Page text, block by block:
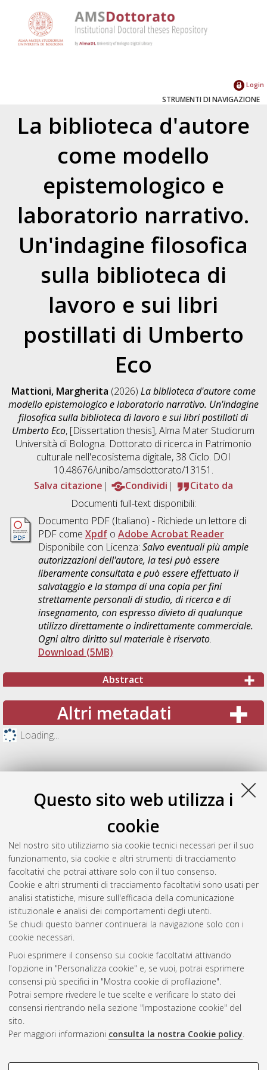
Questo sito web utilizza i
cookie
Nel nostro sito utilizziamo sia cookie tecnici necessari per il suo
funzionamento, sia cookie e altri strumenti di tracciamento
facoltativi che potrai attivare solo con il tuo consenso.
Cookie e altri strumenti di tracciamento facoltativi sono usati per
analisi statistiche, misure sull'efficacia della comunicazione
istituzionale e analisi dei comportamenti degli utenti.
Se chiudi questo banner continuerai la navigazione solo con i
cookie necessari.
Puoi esprimere il consenso sui cookie facoltativi attivando
l'opzione in "Personalizza cookie" e, se vuoi, potrai esprimere
consensi più specifici in "Mostra cookie di profilazione".
Potrai sempre rivedere le tue scelte e verificare lo stato dei
consensi rientrando nella sezione "Impostazione cookie" del
sito.
Per maggiori informazioni consulta la nostra Cookie policy.
COOKIE DI PROFILAZIONE -
Login
STRUMENTI DI NAVIGAZIONE
La biblioteca d'autore
come modello
epistemologico e
laboratorio narrativo.
Un'indagine filosofica
sulla biblioteca di
lavoro e sui libri
postillati di Umberto
Eco
Mattioni, Margherita (2026) La biblioteca d'autore come
modello epistemologico e laboratorio narrativo. Un'indagine
filosofica sulla biblioteca di lavoro e sui libri postillati di
Umberto Eco, [Dissertation thesis], Alma Mater Studiorum
Università di Bologna. Dottorato di ricerca in Patrimonio
culturale nell'ecosistema digitale, 38 Ciclo. DOI
10.48676/unibo/amsdottorato/13151.
Salva citazione
Condividi
Citato da
Documenti full-text disponibili:
Documento PDF(Italiano) - Richiede un lettore di
PDF come Xpdfo Adobe Acrobat Reader
Disponibile con Licenza: Salvo eventuali più ampie
autorizzazioni dell'autore, la tesi può essere
liberamente consultata e può essere effettuato il
salvataggio e la stampa di una copia per fini
strettamente personali di studio, di ricerca e di
insegnamento, con espresso divieto di qualunque
utilizzo direttamente o indirettamente commerciale.
Ogni altro diritto sul materiale è riservato.
Download (5MB)
Abstract
Altri metadati
Loading...
Gestione del documento:
Atom
Rss 1.0
Rss 2.0
ISSN: 2038-7946
Impostazioni Cookie